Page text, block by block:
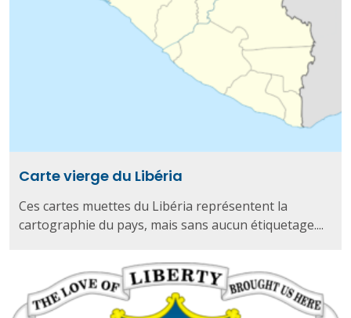
Carte vierge du Libéria
Ces cartes muettes du Libéria représentent la
cartographie du pays, mais sans aucun étiquetage....